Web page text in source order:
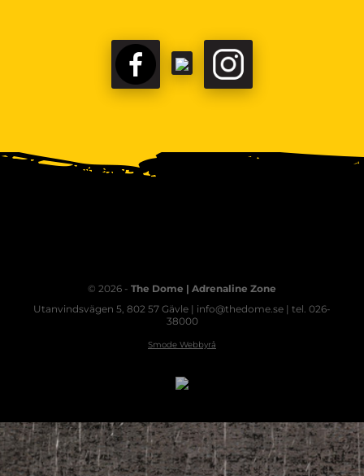
© 2026 - The Dome | Adrenaline Zone
Utanvindsvägen 5, 802 57 Gävle | info@thedome.se | tel. 026-
38000
Smode Webbyrå